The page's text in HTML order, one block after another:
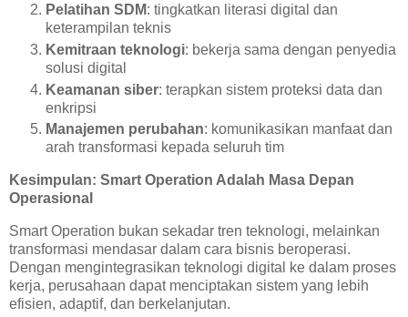
Pelatihan SDM: tingkatkan literasi digital dan
keterampilan teknis
Kemitraan teknologi: bekerja sama dengan penyedia
solusi digital
Keamanan siber: terapkan sistem proteksi data dan
enkripsi
Manajemen perubahan: komunikasikan manfaat dan
arah transformasi kepada seluruh tim
Kesimpulan: Smart Operation Adalah Masa Depan
Operasional
Smart Operation bukan sekadar tren teknologi, melainkan
transformasi mendasar dalam cara bisnis beroperasi.
Dengan mengintegrasikan teknologi digital ke dalam proses
kerja, perusahaan dapat menciptakan sistem yang lebih
efisien, adaptif, dan berkelanjutan.